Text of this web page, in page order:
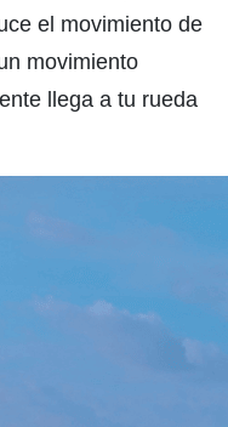
el movimiento de
movimiento
llega a tu rueda